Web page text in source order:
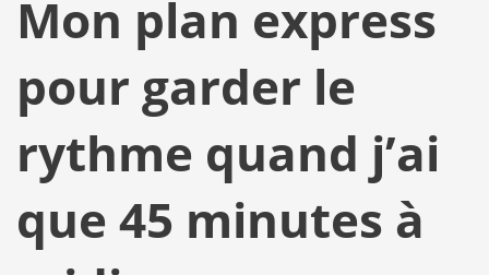
Mon plan express
pour garder le
rythme quand j’ai
que 45 minutes à